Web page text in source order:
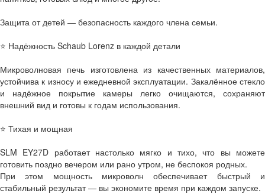
Защита от детей — безопасность каждого члена семьи.
⭐ Надёжность Schaub Lorenz в каждой детали
Микроволновая печь изготовлена из качественных материалов,
устойчива к износу и ежедневной эксплуатации. Закалённое стекло
и надёжное покрытие камеры легко очищаются, сохраняют
внешний вид и готовы к годам использования.
⭐ Тихая и мощная
SLM EY27D работает настолько мягко и тихо, что вы можете
готовить поздно вечером или рано утром, не беспокоя родных.
При этом мощность микроволн обеспечивает быстрый и
стабильный результат — вы экономите время при каждом запуске.